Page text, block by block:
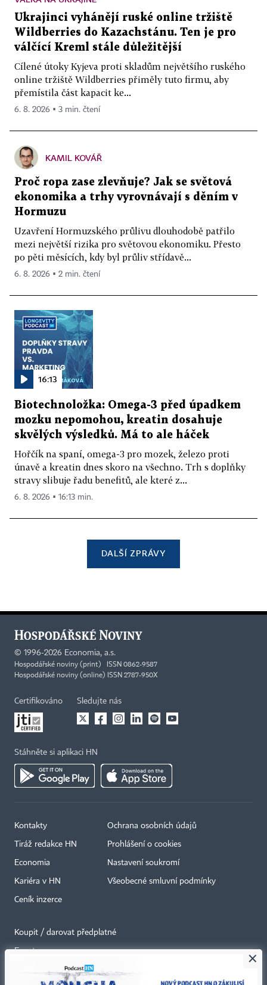
Ukrajinci vyhánějí ruské online tržiště
Wildberries do Kazachstánu. Ten je pro
válčící Kreml stále důležitější
Cílené útoky Kyjeva proti skladům největšího ruského
online tržiště Wildberries přiměly tuto firmu, aby
přemístila část kapacit ke...
6. 8. 2026 ▪ 3 min. čtení
KAMIL KOVÁŘ
Proč ropa zase zlevňuje? Jak se světová
ekonomika a trhy vyrovnávají s děním v
Hormuzu
Uzavření Hormuzského průlivu dlouhodobě patřilo
mezi největší rizika pro světovou ekonomiku. Přesto
po pěti měsících, kdy byl průliv střídavě...
6. 8. 2026 ▪ 2 min. čtení
16:13
Biotechnoložka: Omega-3 před úpadkem
mozku nepomohou, kreatin dosahuje
skvělých výsledků. Má to ale háček
Hořčík na spaní, omega-3 pro mozek, železo proti
únavě a kreatin dnes skoro na všechno. Trh s doplňky
stravy slibuje řadu benefitů, ale které z...
6. 8. 2026 ▪ 16:13 min.
DALŠÍ ZPRÁVY
© 1996-2026 Economia, a.s.
Hospodářské noviny (print) ISSN 0862-9587
Hospodářské noviny (online) ISSN 2787-950X
Certifikováno Sledujte nás
Stáhněte si aplikaci HN
Kontakty
Tiráž redakce HN
Economia
Kariéra v HN
Ceník inzerce
Ochrana osobních údajů
Prohlášení o cookies
Nastavení soukromí
Všeobecné smluvní podmínky
Koupit / darovat předplatné
Eventy
Newslettery
×